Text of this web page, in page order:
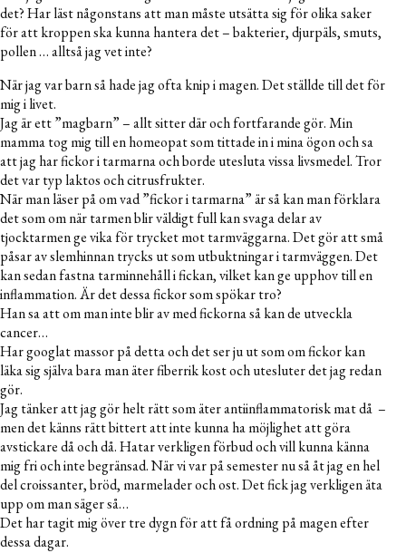
det? Har läst någonstans att man måste utsätta sig för olika saker
för att kroppen ska kunna hantera det – bakterier, djurpäls, smuts,
pollen … alltså jag vet inte?
När jag var barn så hade jag ofta knip i magen. Det ställde till det för
mig i livet.
Jag är ett ”magbarn” – allt sitter där och fortfarande gör. Min
mamma tog mig till en homeopat som tittade in i mina ögon och sa
att jag har fickor i tarmarna och borde utesluta vissa livsmedel. Tror
det var typ laktos och citrusfrukter.
När man läser på om vad ”fickor i tarmarna” är så kan man förklara
det som om när tarmen blir väldigt full kan svaga delar av
tjocktarmen ge vika för trycket mot tarmväggarna. Det gör att små
påsar av slemhinnan trycks ut som utbuktningar i tarmväggen. Det
kan sedan fastna tarminnehåll i fickan, vilket kan ge upphov till en
inflammation. Är det dessa fickor som spökar tro?
Han sa att om man inte blir av med fickorna så kan de utveckla
cancer…
Har googlat massor på detta och det ser ju ut som om fickor kan
läka sig själva bara man äter fiberrik kost och utesluter det jag redan
gör.
Jag tänker att jag gör helt rätt som äter antiinflammatorisk mat då –
men det känns rätt bittert att inte kunna ha möjlighet att göra
avstickare då och då. Hatar verkligen förbud och vill kunna känna
mig fri och inte begränsad. När vi var på semester nu så åt jag en hel
del croissanter, bröd, marmelader och ost. Det fick jag verkligen äta
upp om man säger så…
Det har tagit mig över tre dygn för att få ordning på magen efter
dessa dagar.